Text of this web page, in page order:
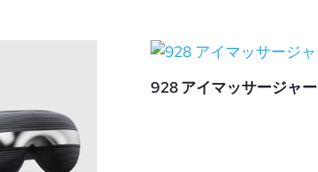
928 アイマッサージャー